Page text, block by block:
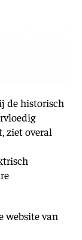
de historisch
ziet overal
website van